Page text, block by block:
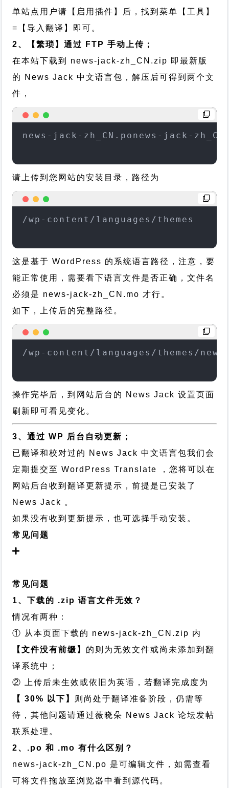
单站点用户请【启用插件】后，找到菜单【工具】
=【导入翻译】即可。
2、【繁琐】通过 FTP 手动上传；
在本站下载到 news-jack-zh_CN.zip 即最新版
的 News Jack 中文语言包，解压后可得到两个文
件，
news-jack-zh_CN.ponews-jack-
请上传到您网站的安装目录，路径为
/wp-content/languages/themes
这是基于 WordPress 的系统语言路径，注意，要
能正常使用，需要看下语言文件是否正确，文件名
必须是 news-jack-zh_CN.mo 才行。
如下，上传后的完整路径。
/wp-content/languages/themes/
操作完毕后，到网站后台的 News Jack 设置页面
刷新即可看见变化。
3、通过 WP 后台自动更新；
已翻译和校对过的 News Jack 中文语言包我们会
定期提交至 WordPress Translate ，您将可以在
网站后台收到翻译更新提示，前提是已安装了
News Jack 。
如果没有收到更新提示，也可选择手动安装。
常见问题
常见问题
1、下载的 .zip 语言文件无效？
情况有两种：
① 从本页面下载的 news-jack-zh_CN.zip 内
【文件没有前缀】 的则为无效文件或尚未添加到翻
译系统中；
② 上传后未生效或依旧为英语，若翻译完成度为
【 30% 以下】 则尚处于翻译准备阶段，仍需等
待，其他问题请通过薇晓朵 News Jack 论坛发帖
联系处理。
2、.po 和 .mo 有什么区别？
news-jack-zh_CN.po 是可编辑文件，如需查看
可将文件拖放至浏览器中看到源代码。